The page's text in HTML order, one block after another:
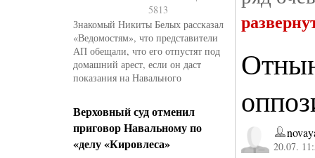
5813
Знакомый Никиты Белых рассказал
«Ведомостям», что представители
АП обещали, что его отпустят под
домашний арест, если он даст
показания на Навального
Верховный суд отменил
приговор Навальному по
«делу «Кировлеса»
20.07.